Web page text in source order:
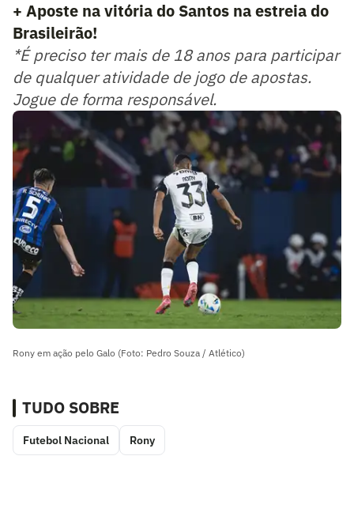
+ Aposte na vitória do Santos na estreia do
Brasileirão!
*É preciso ter mais de 18 anos para participar
de qualquer atividade de jogo de apostas.
Jogue de forma responsável.
Rony em ação pelo Galo (Foto: Pedro Souza / Atlético)
TUDO SOBRE
Futebol Nacional Rony